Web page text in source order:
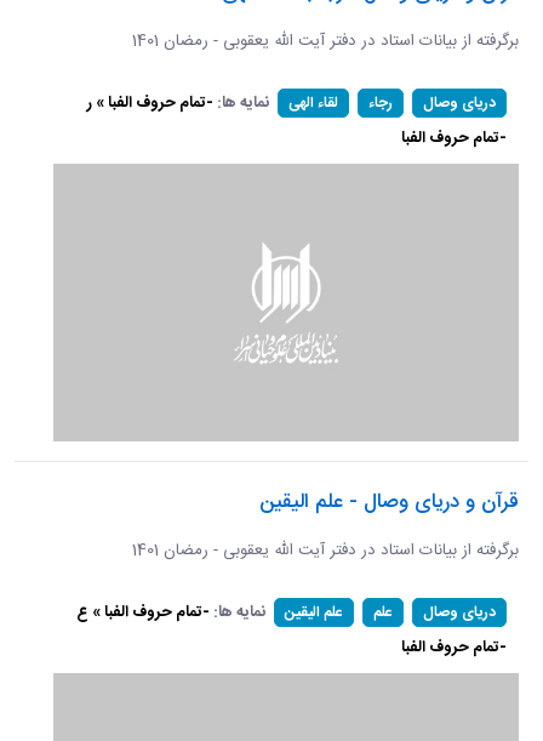
برگرفته از بیانات استاد در دفتر آیت الله یعقوبی - رمضان 1401
دریای وصال رجاء لقاء الهی نمایه ها: -تمام حروف الفبا » ر
-تمام حروف الفبا
قرآن و دریای وصال - علم الیقین
برگرفته از بیانات استاد در دفتر آیت الله یعقوبی - رمضان 1401
دریای وصال علم علم الیقین نمایه ها: -تمام حروف الفبا » ع
-تمام حروف الفبا